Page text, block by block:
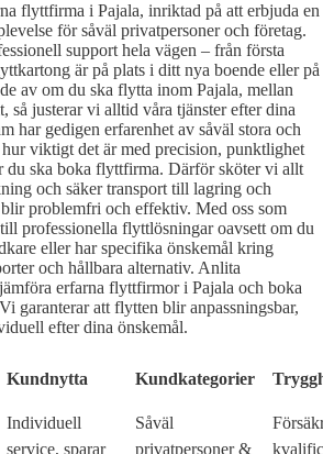
flyttfirma i Pajala, inriktad på att erbjuda en
för såväl privatpersoner och företag.
support hela vägen – från första
är på plats i ditt nya boende eller på
av om du ska flytta inom Pajala, mellan
så justerar vi alltid våra tjänster efter dina
har gedigen erfarenhet av såväl stora och
viktigt det är med precision, punktlighet
du ska boka flyttfirma. Därför sköter vi allt
och säker transport till lagring och
problemfri och effektiv. Med oss som
professionella flyttlösningar oavsett om du
eller har specifika önskemål kring
och hållbara alternativ. Anlita
erfarna flyttfirmor i Pajala och boka
garanterar att flytten blir anpassningsbar,
efter dina önskemål.
Kundnytta Kundkategorier
Individuell
service, sparar
Såväl
privatpersoner &